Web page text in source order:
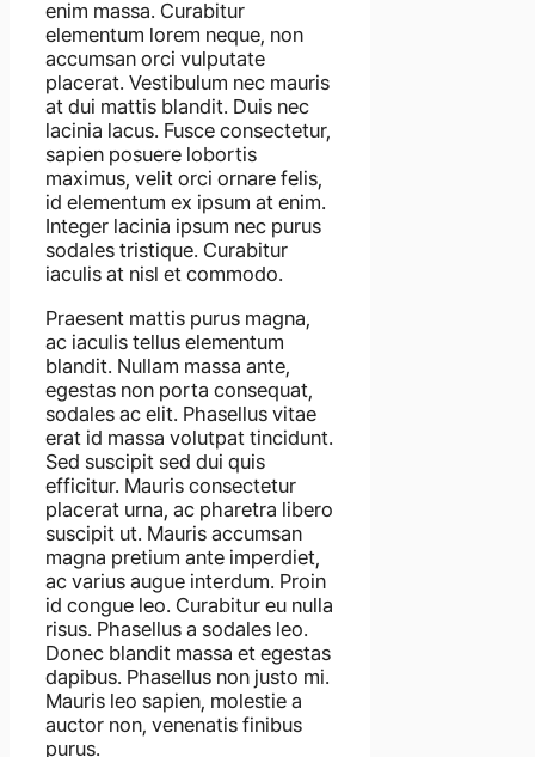
enim massa. Curabitur
elementum lorem neque, non
accumsan orci vulputate
placerat. Vestibulum nec mauris
at dui mattis blandit. Duis nec
lacinia lacus. Fusce consectetur,
sapien posuere lobortis
maximus, velit orci ornare felis,
id elementum ex ipsum at enim.
Integer lacinia ipsum nec purus
sodales tristique. Curabitur
iaculis at nisl et commodo.
Praesent mattis purus magna,
ac iaculis tellus elementum
blandit. Nullam massa ante,
egestas non porta consequat,
sodales ac elit. Phasellus vitae
erat id massa volutpat tincidunt.
Sed suscipit sed dui quis
efficitur. Mauris consectetur
placerat urna, ac pharetra libero
suscipit ut. Mauris accumsan
magna pretium ante imperdiet,
ac varius augue interdum. Proin
id congue leo. Curabitur eu nulla
risus. Phasellus a sodales leo.
Donec blandit massa et egestas
dapibus. Phasellus non justo mi.
Mauris leo sapien, molestie a
auctor non, venenatis finibus
purus.